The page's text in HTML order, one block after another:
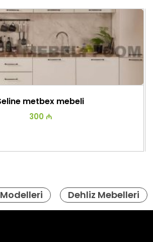
metbex mebeli
300 ₼
Dehliz Mebelleri